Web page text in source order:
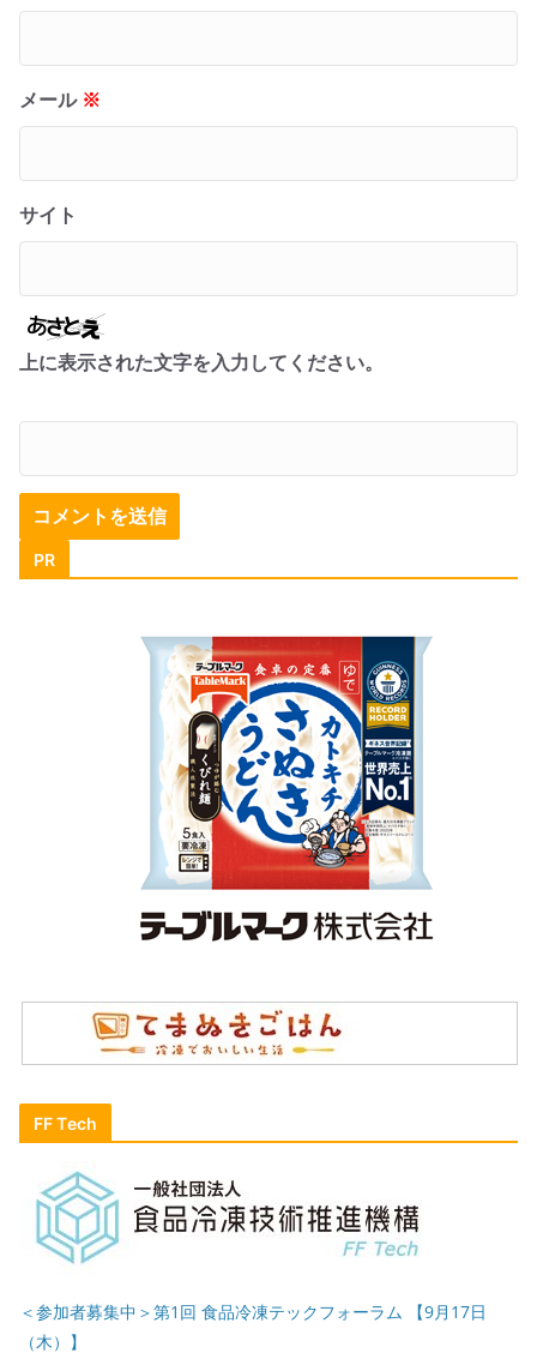
メール ※
サイト
上に表示された文字を入力してください。
PR
FF Tech
＜参加者募集中＞第1回 食品冷凍テックフォーラム 【9月17日
（木）】